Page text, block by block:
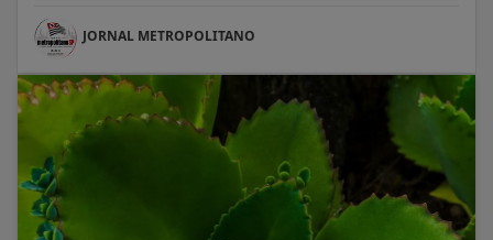
JORNAL METROPOLITANO